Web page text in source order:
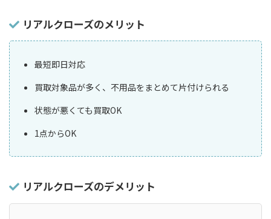
リアルクローズのメリット
最短即日対応
買取対象品が多く、不用品をまとめて片付けられる
状態が悪くても買取OK
1点からOK
リアルクローズのデメリット